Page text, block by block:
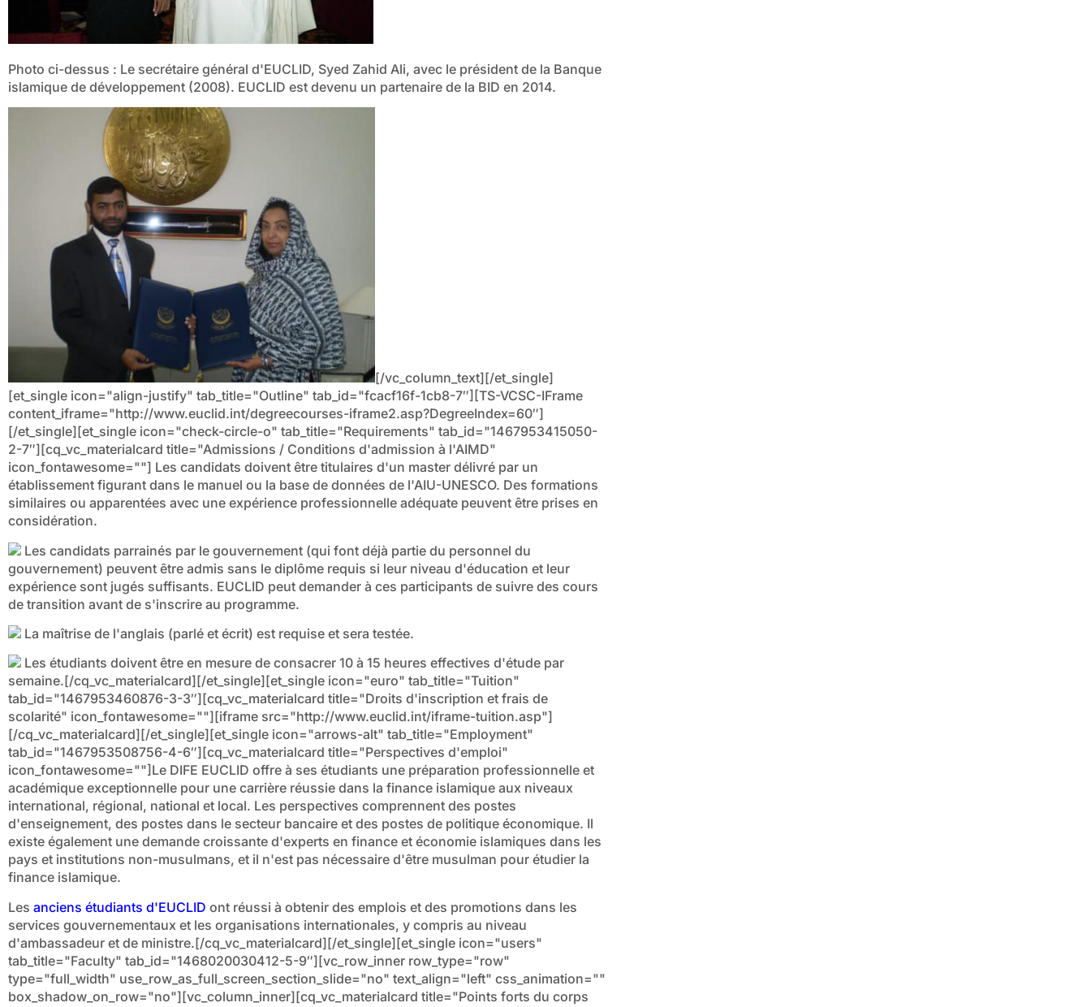
Photo ci-dessus : Le secrétaire général d'EUCLID, Syed Zahid Ali, avec le président de la Banque
islamique de développement (2008). EUCLID est devenu un partenaire de la BID en 2014.
[/vc_column_text][/et_single]
[et_single icon="align-justify" tab_title="Outline" tab_id="fcacf16f-1cb8-7″][TS-VCSC-IFrame
content_iframe="http://www.euclid.int/degreecourses-iframe2.asp?DegreeIndex=60″]
[/et_single][et_single icon="check-circle-o" tab_title="Requirements" tab_id="1467953415050-
2-7″][cq_vc_materialcard title="Admissions / Conditions d'admission à l'AIMD"
icon_fontawesome=""] Les candidats doivent être titulaires d'un master délivré par un
établissement figurant dans le manuel ou la base de données de l'AIU-UNESCO. Des formations
similaires ou apparentées avec une expérience professionnelle adéquate peuvent être prises en
considération.
Les candidats parrainés par le gouvernement (qui font déjà partie du personnel du
gouvernement) peuvent être admis sans le diplôme requis si leur niveau d'éducation et leur
expérience sont jugés suffisants. EUCLID peut demander à ces participants de suivre des cours
de transition avant de s'inscrire au programme.
La maîtrise de l'anglais (parlé et écrit) est requise et sera testée.
Les étudiants doivent être en mesure de consacrer 10 à 15 heures effectives d'étude par
semaine.[/cq_vc_materialcard][/et_single][et_single icon="euro" tab_title="Tuition"
tab_id="1467953460876-3-3″][cq_vc_materialcard title="Droits d'inscription et frais de
scolarité" icon_fontawesome=""][iframe src="http://www.euclid.int/iframe-tuition.asp"]
[/cq_vc_materialcard][/et_single][et_single icon="arrows-alt" tab_title="Employment"
tab_id="1467953508756-4-6″][cq_vc_materialcard title="Perspectives d'emploi"
icon_fontawesome=""]Le DIFE EUCLID offre à ses étudiants une préparation professionnelle et
académique exceptionnelle pour une carrière réussie dans la finance islamique aux niveaux
international, régional, national et local. Les perspectives comprennent des postes
d'enseignement, des postes dans le secteur bancaire et des postes de politique économique. Il
existe également une demande croissante d'experts en finance et économie islamiques dans les
pays et institutions non-musulmans, et il n'est pas nécessaire d'être musulman pour étudier la
finance islamique.
Les anciens étudiants d'EUCLID ont réussi à obtenir des emplois et des promotions dans les
services gouvernementaux et les organisations internationales, y compris au niveau
d'ambassadeur et de ministre.[/cq_vc_materialcard][/et_single][et_single icon="users"
tab_title="Faculty" tab_id="1468020030412-5-9″][vc_row_inner row_type="row"
type="full_width" use_row_as_full_screen_section_slide="no" text_align="left" css_animation=""
box_shadow_on_row="no"][vc_column_inner][cq_vc_materialcard title="Points forts du corps